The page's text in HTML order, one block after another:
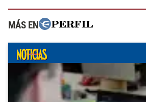
MÁS EN